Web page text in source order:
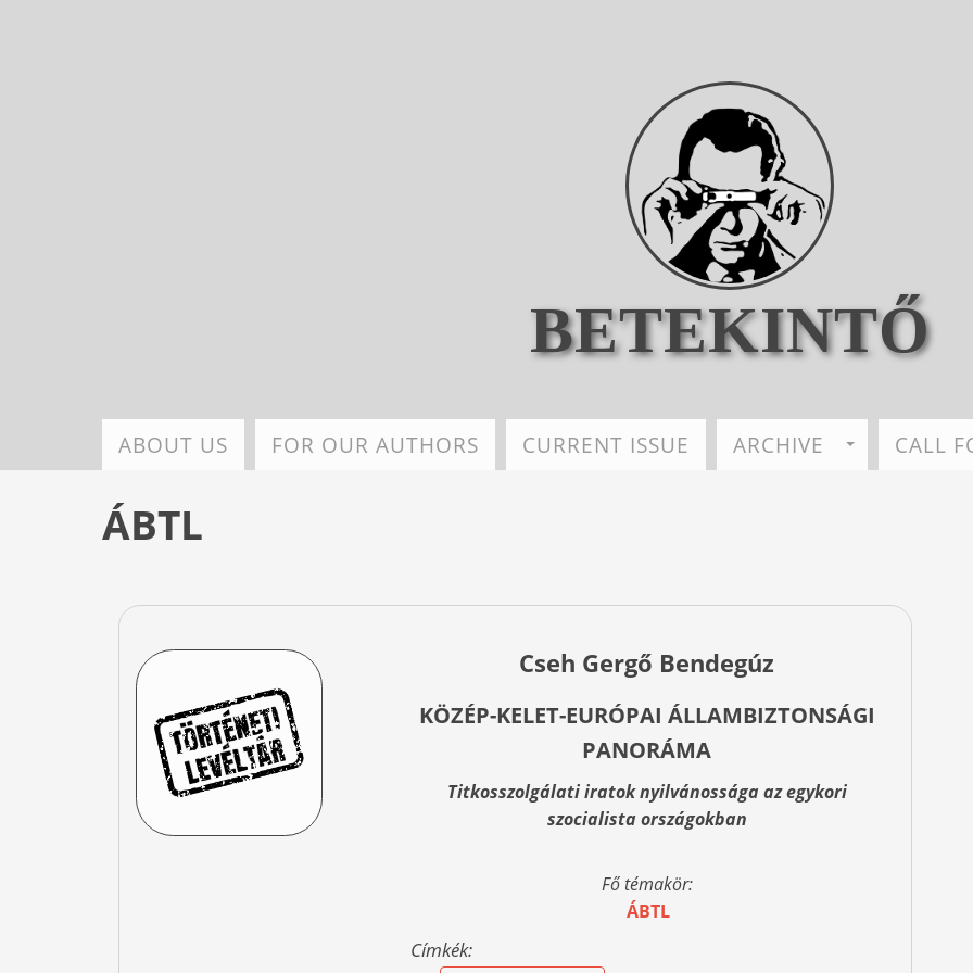
BETEKINTŐ
ABOUT US FOR OUR AUTHORS CURRENT ISSUE ARCHIVE CALL
ÁBTL
Cseh Gergő Bendegúz
KÖZÉP-KELET-EURÓPAI ÁLLAMBIZTONSÁGI
PANORÁMA
Titkosszolgálati iratok nyilvánossága az egykori
szocialista országokban
Fő témakör:
ÁBTL
Címkék: